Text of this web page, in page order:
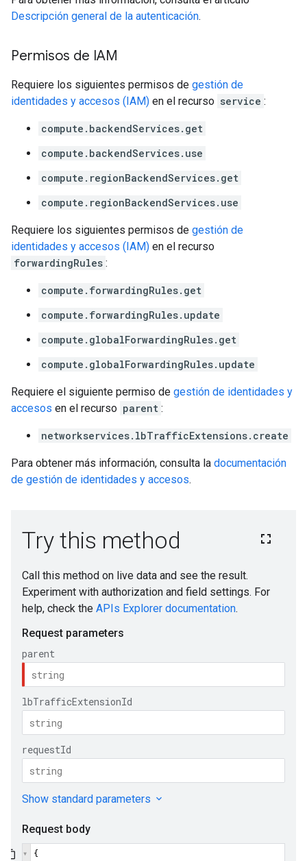
Descripción general de la autenticación.
Permisos de IAM
Requiere los siguientes permisos de gestión de
identidades y accesos (IAM) en el recurso service :
compute.backendServices.get
compute.backendServices.use
compute.regionBackendServices.get
compute.regionBackendServices.use
Requiere los siguientes permisos de gestión de
identidades y accesos (IAM) en el recurso
forwardingRules :
compute.forwardingRules.get
compute.forwardingRules.update
compute.globalForwardingRules.get
compute.globalForwardingRules.update
Requiere el siguiente permiso de gestión de identidades y
accesos en el recurso parent :
networkservices.lbTrafficExtensions.create
Para obtener más información, consulta la documentación
de gestión de identidades y accesos.